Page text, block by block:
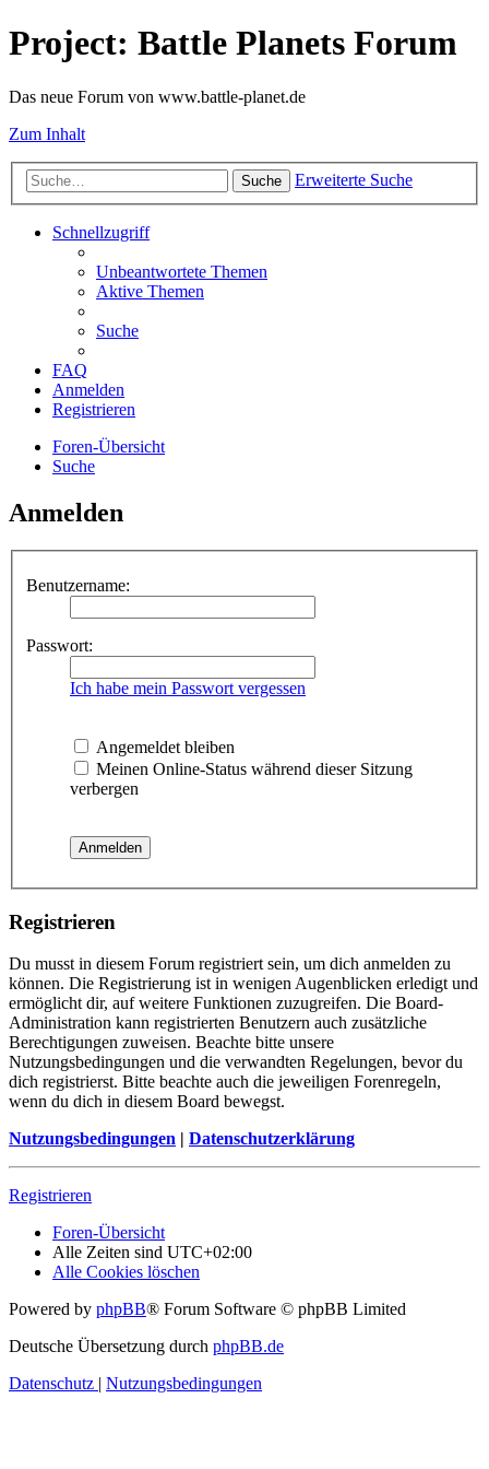
Project: Battle Planets Forum
Das neue Forum von www.battle-planet.de
Zum Inhalt
Suche Erweiterte Suche
Schnellzugriff
Unbeantwortete Themen
Aktive Themen
Suche
FAQ
Anmelden
Registrieren
Foren-Übersicht
Suche
Anmelden
Benutzername:
Passwort:
Ich habe mein Passwort vergessen
Angemeldet bleiben
Meinen Online-Status während dieser Sitzung
verbergen
Registrieren
Du musst in diesem Forum registriert sein, um dich anmelden zu
können. Die Registrierung ist in wenigen Augenblicken erledigt und
ermöglicht dir, auf weitere Funktionen zuzugreifen. Die Board-
Administration kann registrierten Benutzern auch zusätzliche
Berechtigungen zuweisen. Beachte bitte unsere
Nutzungsbedingungen und die verwandten Regelungen, bevor du
dich registrierst. Bitte beachte auch die jeweiligen Forenregeln,
wenn du dich in diesem Board bewegst.
Nutzungsbedingungen | Datenschutzerklärung
Registrieren
Foren-Übersicht
Alle Zeiten sind UTC+02:00
Alle Cookies löschen
Powered by phpBB® Forum Software © phpBB Limited
Deutsche Übersetzung durch phpBB.de
Datenschutz | Nutzungsbedingungen